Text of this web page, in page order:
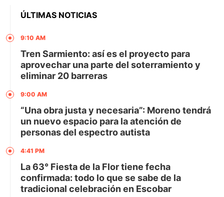
ÚLTIMAS NOTICIAS
9:10 AM
Tren Sarmiento: así es el proyecto para
aprovechar una parte del soterramiento y
eliminar 20 barreras
9:00 AM
“Una obra justa y necesaria”: Moreno tendrá
un nuevo espacio para la atención de
personas del espectro autista
4:41 PM
La 63° Fiesta de la Flor tiene fecha
confirmada: todo lo que se sabe de la
tradicional celebración en Escobar